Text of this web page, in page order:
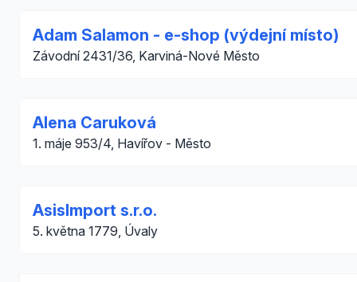
Adam Salamon - e-shop (výdejní místo)
Závodní 2431/36, Karviná-Nové Město
Alena Caruková
1. máje 953/4, Havířov - Město
AsisImport s.r.o.
5. května 1779, Úvaly